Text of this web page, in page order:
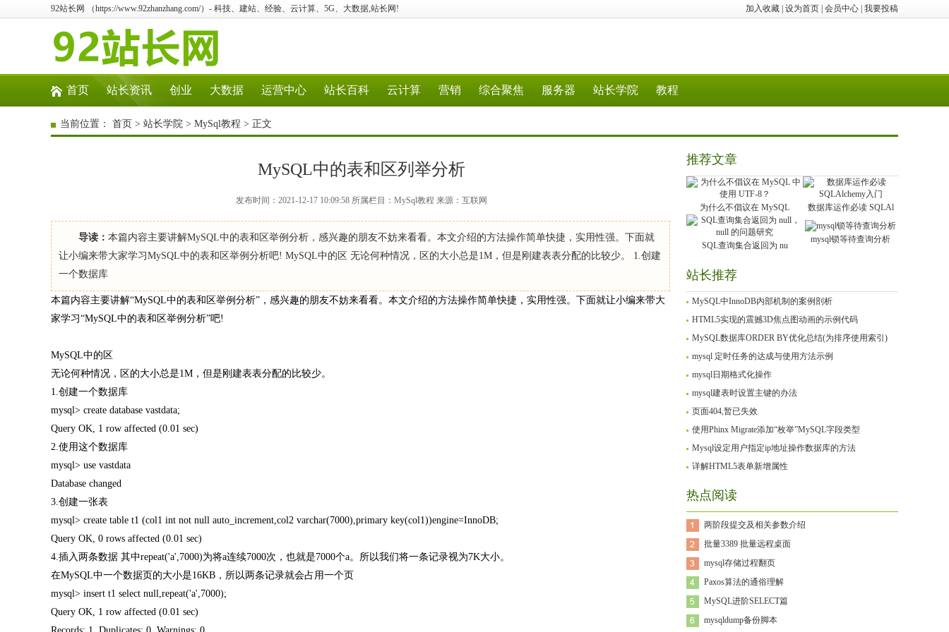
加入收藏 设为首页 会员中心 我要投稿
92站长网 （https://www.92zhanzhang.com/）- 科技、建站、经验、云计算、5G、大数据,站长网!
首页 站长资讯 创业 大数据 运营中心 站长百科 云计算 营销 综合聚焦 服务器 站长学院 教程
当前位置： 首页 > 站长学院 > MySql教程 > 正文
MySQL中的表和区列举分析
发布时间：2021-12-17 10:09:58 所属栏目：MySql教程 来源：互联网
导读： 本篇内容主要讲解MySQL中的表和区举例分析，感兴趣的朋友不妨来看看。本文介绍的方法操作简单快捷，实用性强。下面就
让小编来带大家学习MySQL中的表和区举例分析吧! MySQL中的区 无论何种情况，区的大小总是1M，但是刚建表表分配的比较少。 1.创建
一个数据库
本篇内容主要讲解“MySQL中的表和区举例分析”，感兴趣的朋友不妨来看看。本文介绍的方法操作简单快捷，实用性强。下面就让小编来带大
家学习“MySQL中的表和区举例分析”吧!
MySQL中的区
无论何种情况，区的大小总是1M，但是刚建表表分配的比较少。
1.创建一个数据库
mysql> create database vastdata;
Query OK, 1 row affected (0.01 sec)
2.使用这个数据库
mysql> use vastdata
Database changed
3.创建一张表
mysql> create table t1 (col1 int not null auto_increment,col2 varchar(7000),primary key(col1))engine=InnoDB;
Query OK, 0 rows affected (0.01 sec)
4.插入两条数据 其中repeat('a',7000)为将a连续7000次，也就是7000个a。所以我们将一条记录视为7K大小。
在MySQL中一个数据页的大小是16KB，所以两条记录就会占用一个页
mysql> insert t1 select null,repeat('a',7000);
Query OK, 1 row affected (0.01 sec)
推荐文章
为什么不倡议在 MySQL 数据库运作必读 SQLAl
SQL查询集合返回为 nu
mysql锁等待查询分析
站长推荐
MySQL中InnoDB内部机制的案例剖析
HTML5实现的震撼3D焦点图动画的示例代码
MySQL数据库ORDER BY优化总结(为排序使用索引)
mysql 定时任务的达成与使用方法示例
mysql日期格式化操作
mysql建表时设置主键的办法
页面404,暂已失效
使用Phinx Migrate添加“枚举”MySQL字段类型
Mysql设定用户指定ip地址操作数据库的方法
详解HTML5表单新增属性
热点阅读
两阶段提交及相关参数介绍
批量3389 批量远程桌面
mysql存储过程翻页
Paxos算法的通俗理解
MySQL进阶SELECT篇
mysqldump备份脚本